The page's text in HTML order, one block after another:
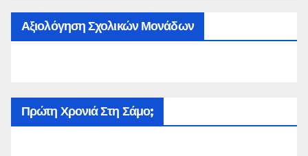
Αξιολόγηση Σχολικών Μονάδων
Πρώτη Χρονιά Στη Σάμο;